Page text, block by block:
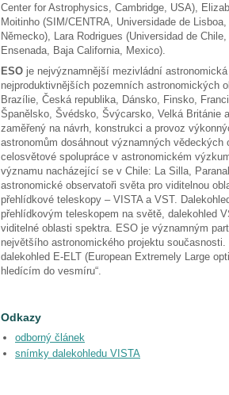
Center for Astrophysics, Cambridge, USA),
Moitinho (SIM/CENTRA, Universidade de
Německo), Lara Rodrigues (Universidad de
Ensenada, Baja California, Mexico).
ESO je nejvýznamnější mezivládní
nejproduktivnějších pozemních astronomických
Brazílie, Česká republika, Dánsko, Finsko,
Španělsko, Švédsko, Švýcarsko, Velká Británie
zaměřený na návrh, konstrukci a provoz
astronomům dosáhnout významných
celosvětové spolupráce v astronomickém
významu nacházející se v Chile: La Silla,
astronomické observatoři světa pro viditelnou
přehlídkové teleskopy – VISTA a VST.
přehlídkovým teleskopem na světě, dalekohled
viditelné oblasti spektra. ESO je významným
největšího astronomického projektu
dalekohled E-ELT (European Extremely Large
hledícím do vesmíru“.
Odkazy
odborný článek
snímky dalekohledu VISTA